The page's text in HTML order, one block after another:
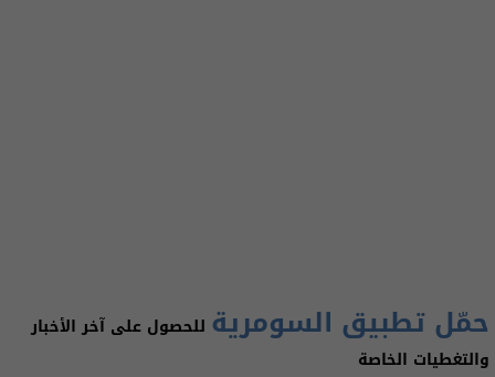
حمّل تطبيق السومرية للحصول على آخر الأخبار
والتغطيات الخاصة